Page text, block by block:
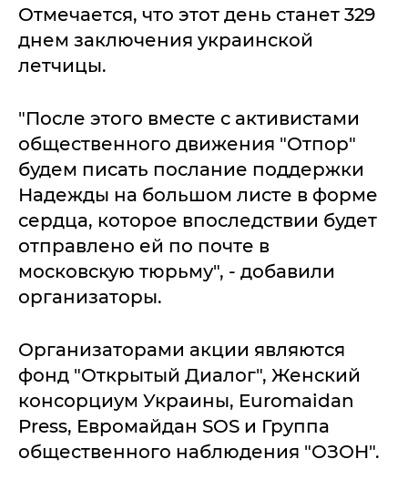
Отмечается, что этот день станет 329
днем заключения украинской
летчицы.
"После этого вместе с активистами
общественного движения "Отпор"
будем писать послание поддержки
Надежды на большом листе в форме
сердца, которое впоследствии будет
отправлено ей по почте в
московскую тюрьму", - добавили
организаторы.
Организаторами акции являются
фонд "Открытый Диалог", Женский
консорциум Украины, Euromaidan
Press, Евромайдан SOS и Группа
общественного наблюдения "ОЗОН".